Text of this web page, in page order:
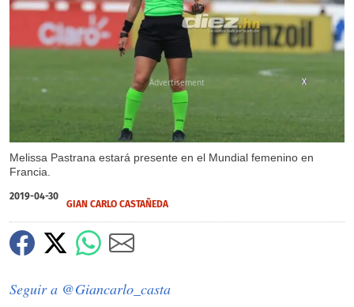
Melissa Pastrana estará presente en el Mundial femenino en
Francia.
X
2019-04-30
GIAN CARLO CASTAÑEDA
Seguir a @Giancarlo_casta